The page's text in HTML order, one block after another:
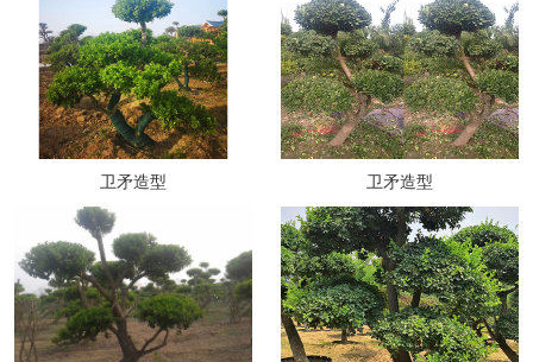
卫矛造型 卫矛造型